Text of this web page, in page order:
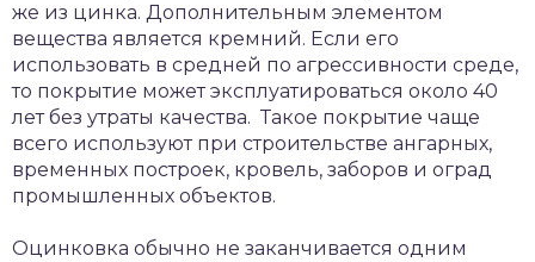
же из цинка. Дополнительным элементом
вещества является кремний. Если его
использовать в средней по агрессивности среде,
то покрытие может эксплуатироваться около 40
лет без утраты качества. Такое покрытие чаще
всего используют при строительстве ангарных,
временных построек, кровель, заборов и оград
промышленных объектов.
Оцинковка обычно не заканчивается одним